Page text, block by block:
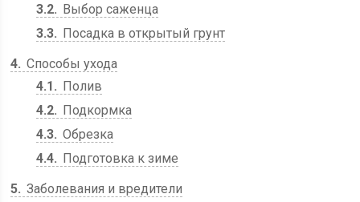
3.2
Выбор саженца
3.3
Посадка в открытый грунт
4 Способы ухода
4.1
Полив
4.2
Подкормка
4.3 Обрезка
4.4
Подготовка к зиме
5 Заболевания и вредители